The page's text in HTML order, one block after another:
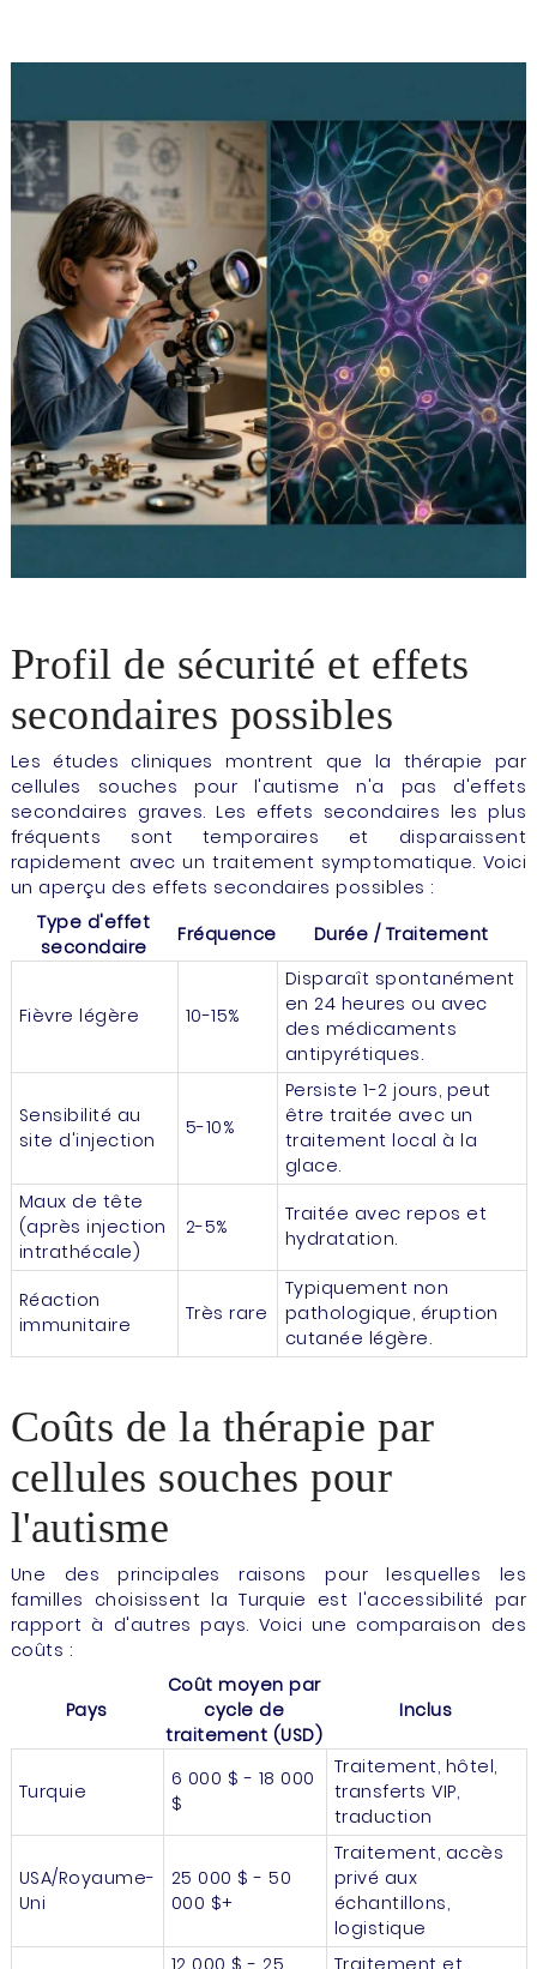
Profil de sécurité et effets
secondaires possibles
Les études cliniques montrent que la thérapie par
cellules souches pour l'autisme n'a pas d'effets
secondaires graves. Les effets secondaires les plus
fréquents sont temporaires et disparaissent
rapidement avec un traitement symptomatique. Voici
un aperçu des effets secondaires possibles :
Type d'effet
secondaire
Fréquence Durée / Traitement
Fièvre légère 10-15%
Disparaît spontanément
en 24 heures ou avec
des médicaments
antipyrétiques.
Sensibilité au
site d'injection
5-10%
Persiste 1-2 jours, peut
être traitée avec un
traitement local à la
glace.
Maux de tête
(après injection
intrathécale)
2-5%
Traitée avec repos et
hydratation.
Réaction
immunitaire
Très rare
Typiquement non
pathologique, éruption
cutanée légère.
Coûts de la thérapie par
cellules souches pour
l'autisme
Une des principales raisons pour lesquelles les
familles choisissent la Turquie est l'accessibilité par
rapport à d'autres pays. Voici une comparaison des
coûts :
Pays
Coût moyen par
cycle de
traitement (USD)
Inclus
Turquie
6 000 $ - 18 000
$
Traitement, hôtel,
transferts VIP,
traduction
USA/Royaume-
Uni
25 000 $ - 50
000 $+
Traitement, accès
privé aux
échantillons,
logistique